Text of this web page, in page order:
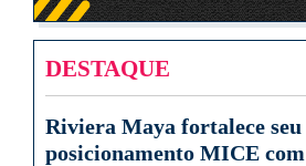
DESTAQUE
Riviera Maya fortalece seu
posicionamento MICE